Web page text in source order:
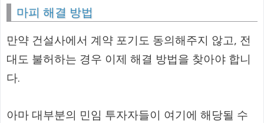
마피 해결 방법
만약 건설사에서 계약 포기도 동의해주지 않고, 전
대도 불허하는 경우 이제 해결 방법을 찾아야 합니
다.
아마 대부분의 민임 투자자들이 여기에 해당될 수